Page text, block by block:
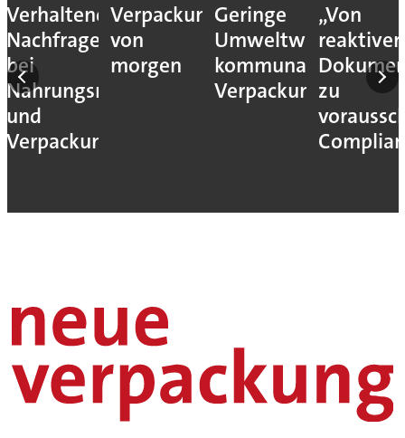
Verhaltene
Nachfrage
bei
Nahrungsmittel-
und
Verpackungsmaschinen
Verpackungslogistik
von
morgen
Geringe
Umweltwirkung
kommunaler
Verpackungssteuern
„Von
reaktiver
zu